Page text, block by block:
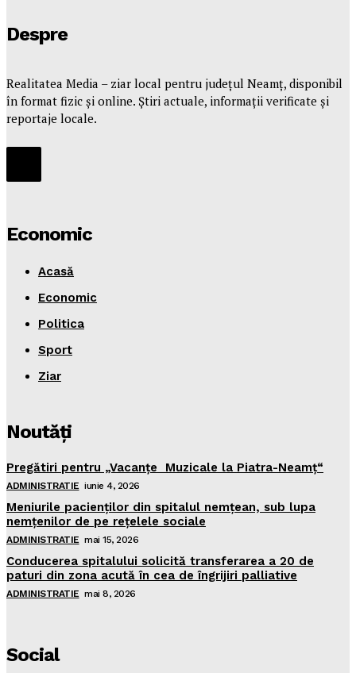
Despre
Realitatea Media – ziar local pentru județul Neamț, disponibil
în format fizic și online. Știri actuale, informații verificate și
reportaje locale.
Economic
Acasă
Economic
Politica
Sport
Ziar
Noutăţi
Pregătiri pentru „Vacanţe Muzicale la Piatra-Neamţ“
ADMINISTRATIE iunie 4, 2026
Meniurile pacienţilor din spitalul nemţean, sub lupa
nemţenilor de pe reţelele sociale
ADMINISTRATIE mai 15, 2026
Conducerea spitalului solicită transferarea a 20 de
paturi din zona acută în cea de îngrijiri palliative
ADMINISTRATIE mai 8, 2026
Social